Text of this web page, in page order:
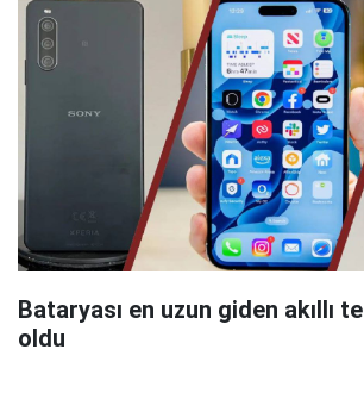
Bataryası en uzun giden akıllı
oldu